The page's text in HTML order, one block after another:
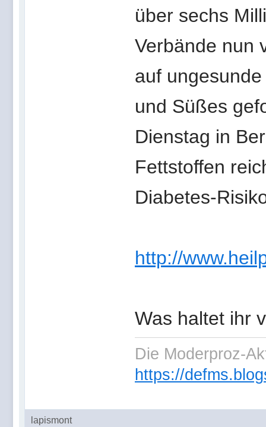
über sechs
Verbände nun
auf
und Süßes
Dienstag in
Fettstoffen
Diabetes-
http://
Was haltet ihr
Die Moderproz-
https://
lapismont